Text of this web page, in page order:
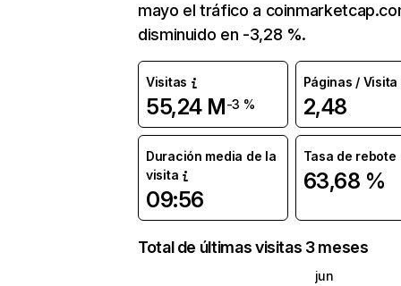
mayo el tráfico a
disminuido en -3,28 %.
Visitas
55,24 M-3 %
Páginas / Visita
2,48
Duración media de la
visita
09:56
Tasa de rebote
63,68 %
Total de últimas visitas 3 meses
jun